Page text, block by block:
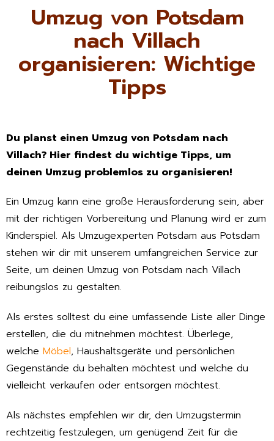
Umzug von Potsdam
nach Villach
organisieren: Wichtige
Tipps
Du planst einen Umzug von Potsdam nach
Villach? Hier findest du wichtige Tipps, um
deinen Umzug problemlos zu organisieren!
Ein Umzug kann eine große Herausforderung sein, aber
mit der richtigen Vorbereitung und Planung wird er zum
Kinderspiel. Als Umzugexperten Potsdam aus Potsdam
stehen wir dir mit unserem umfangreichen Service zur
Seite, um deinen Umzug von Potsdam nach Villach
reibungslos zu gestalten.
Als erstes solltest du eine umfassende Liste aller Dinge
erstellen, die du mitnehmen möchtest. Überlege,
welche Möbel, Haushaltsgeräte und persönlichen
Gegenstände du behalten möchtest und welche du
vielleicht verkaufen oder entsorgen möchtest.
Als nächstes empfehlen wir dir, den Umzugstermin
rechtzeitig festzulegen, um genügend Zeit für die